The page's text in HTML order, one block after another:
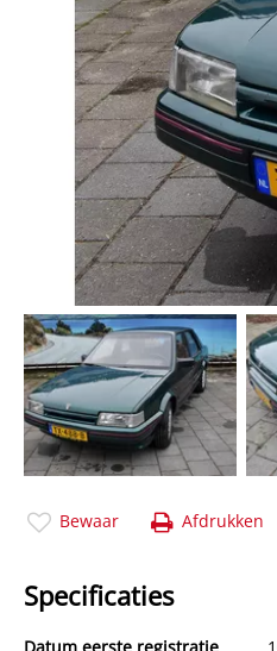
Bewaar Afdrukken
Specificaties